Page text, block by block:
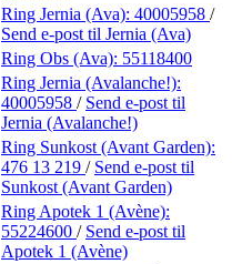
Ring Jernia (Ava): 40005958 /
Send e-post til Jernia (Ava)
Ring Obs (Ava): 55118400
Ring Jernia (Avalanche!):
40005958 / Send e-post til
Jernia (Avalanche!)
Ring Sunkost (Avant Garden):
476 13 219 / Send e-post til
Sunkost (Avant Garden)
Ring Apotek 1 (Avène):
55224600 / Send e-post til
Apotek 1 (Avène)